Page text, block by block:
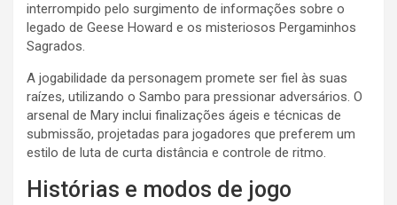
interrompido pelo surgimento de informações sobre o
legado de Geese Howard e os misteriosos Pergaminhos
Sagrados.
A jogabilidade da personagem promete ser fiel às suas
raízes, utilizando o Sambo para pressionar adversários. O
arsenal de Mary inclui finalizações ágeis e técnicas de
submissão, projetadas para jogadores que preferem um
estilo de luta de curta distância e controle de ritmo.
Histórias e modos de jogo